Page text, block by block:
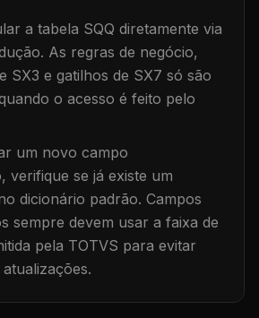
a tabela SQQ diretamente via
As regras de negócio,
SX3 e gatilhos de SX7 só são
o acesso é feito pelo
um novo campo
verifique se já existe um
dicionário padrão. Campos
sempre devem usar a faixa de
pela TOTVS para evitar